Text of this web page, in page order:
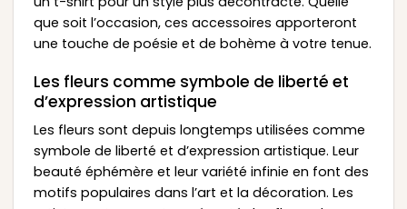
que soit l’occasion, ces accessoires apporteront
une touche de poésie et de bohème à votre tenue.
Les fleurs comme symbole de liberté et
d’expression artistique
Les fleurs sont depuis longtemps utilisées comme
symbole de liberté et d’expression artistique. Leur
beauté éphémère et leur variété infinie en font des
motifs populaires dans l’art et la décoration. Les